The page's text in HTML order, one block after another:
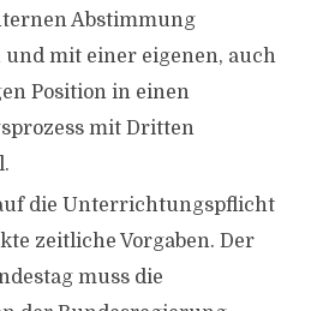
Abstimmung
mit einer eigenen, auch
Position in einen
mit Dritten
die Unterrichtungspflicht
zeitliche Vorgaben. Der
muss die